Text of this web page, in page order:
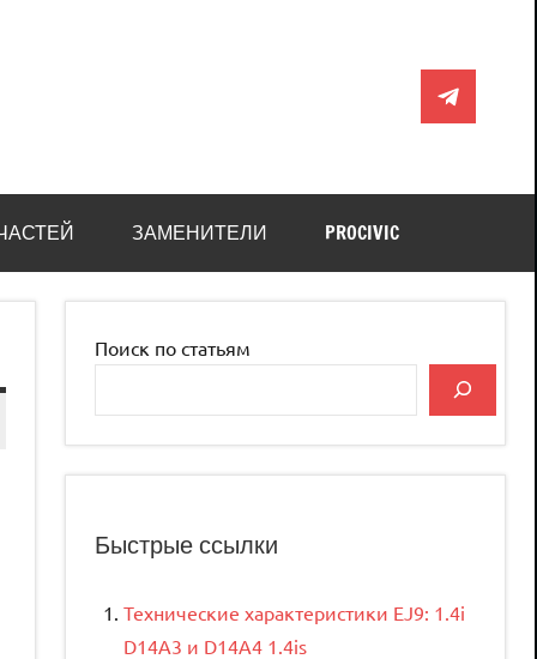
Telegram
ЗАМЕНИТЕЛИ PROCIVIC
Поиск по статьям
Быстрые ссылки
Технические характеристики EJ9: 1.4i
D14A3 и D14A4 1.4is